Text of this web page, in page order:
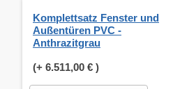
Komplettsatz Fenster und
Außentüren PVC -
Anthrazitgrau
(+ 6.511,00 € )